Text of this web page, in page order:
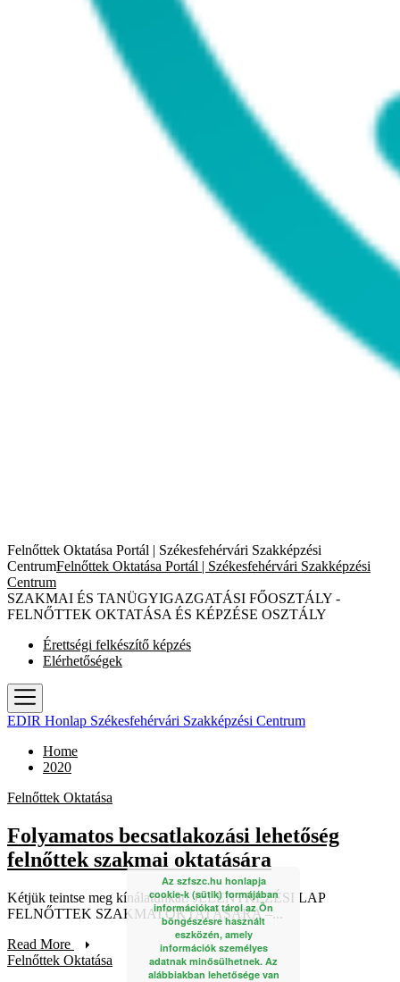
Felnőttek Oktatása Portál | Székesfehérvári Szakképzési
CentrumFelnőttek Oktatása Portál | Székesfehérvári Szakképzési
Centrum
SZAKMAI ÉS TANÜGYIGAZGATÁSI FŐOSZTÁLY -
FELNŐTTEK OKTATÁSA ÉS KÉPZÉSE OSZTÁLY
Érettségi felkészítő képzés
Elérhetőségek
EDIR Honlap Székesfehérvári Szakképzési Centrum
Home
2020
Felnőttek Oktatása
Folyamatos becsatlakozási lehetőség
felnőttek szakmai oktatására
Kétjük teintse meg kínálatunkat! JELENTKEZÉSI LAP
FELNŐTTEK SZAKMAI OKTATÁSÁRA –...
Read More
Felnőttek Oktatása
Az szfszc.hu honlapja
cookie-k (sütik) formájában
információkat tárol az Ön
böngészésre használt
eszközén, amely
információk személyes
adatnak minősülhetnek. Az
alábbiakban lehetősége van